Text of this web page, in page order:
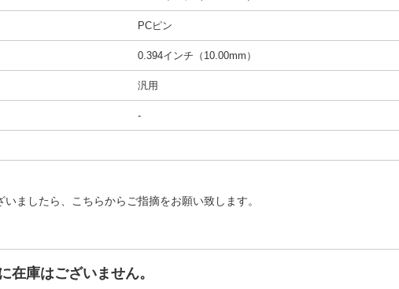
PCピン
0.394インチ（10.00mm）
汎用
-
ましたら、こちらからご指摘をお願い致します。
在庫はございません。